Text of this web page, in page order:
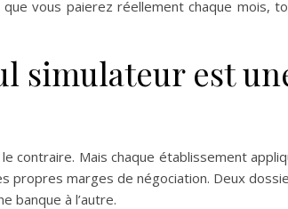
vous paierez réellement chaque mois,
simulateur est
contraire. Mais chaque établissement
propres marges de négociation. Deux
banque à l’autre.